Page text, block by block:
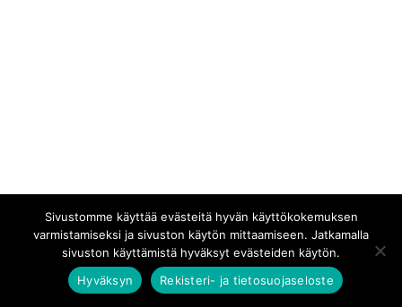
Sivustomme käyttää evästeitä hyvän käyttökokemuksen
varmistamiseksi ja sivuston käytön mittaamiseen. Jatkamalla
sivuston käyttämistä hyväksyt evästeiden käytön.
Hyväksyn
Rekisteri- ja tietosuojaseloste